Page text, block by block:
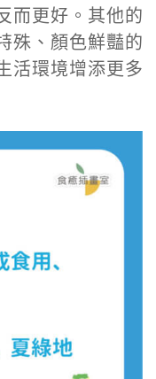
而更好。其他的
殊、顏色鮮豔的
活環境增添更多